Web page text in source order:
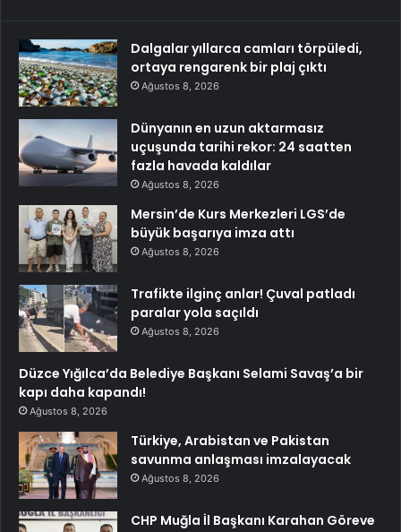
Dalgalar yıllarca camları törpüledi,
ortaya rengarenk bir plaj çıktı
Ağustos 8, 2026
Dünyanın en uzun aktarmasız
uçuşunda tarihi rekor: 24 saatten
fazla havada kaldılar
Ağustos 8, 2026
Mersin’de Kurs Merkezleri LGS’de
büyük başarıya imza attı
Ağustos 8, 2026
Trafikte ilginç anlar! Çuval patladı
paralar yola saçıldı
Ağustos 8, 2026
Düzce Yığılca’da Belediye Başkanı Selami Savaş’a bir
kapı daha kapandı!
Ağustos 8, 2026
Türkiye, Arabistan ve Pakistan
savunma anlaşması imzalayacak
Ağustos 8, 2026
CHP Muğla İl Başkanı Karahan Göreve